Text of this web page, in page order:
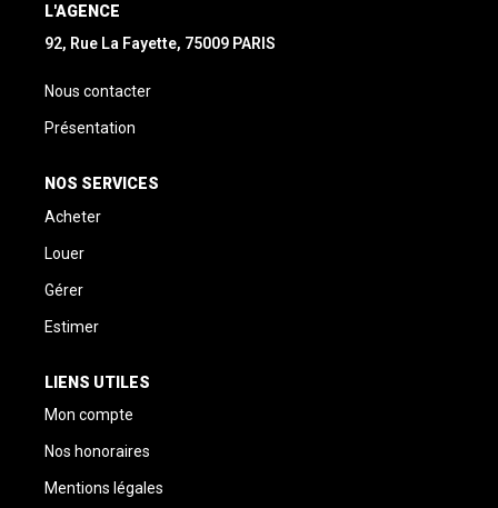
L'AGENCE
92, Rue La Fayette, 75009 PARIS
Nous contacter
Présentation
NOS SERVICES
Acheter
Louer
Gérer
Estimer
LIENS UTILES
Mon compte
Nos honoraires
Mentions légales